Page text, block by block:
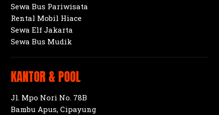
Sewa Bus Pariwisata
Rental Mobil Hiace
Sewa Elf Jakarta
Sewa Bus Mudik
KANTOR & POOL
Jl. Mpo Nori No. 78B
Bambu Apus, Cipayung